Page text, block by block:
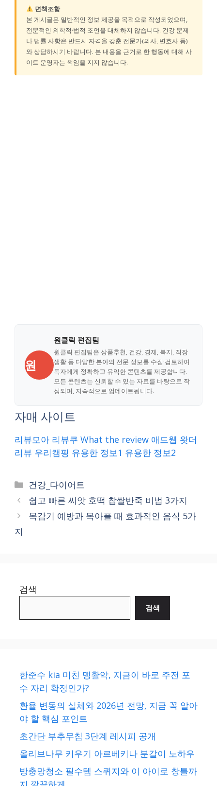
면책조항
본 게시글은 일반적인 정보 제공을 목적으로 작성되었으며,
전문적인 의학적·법적 조언을 대체하지 않습니다. 건강 문제
나 법률 사항은 반드시 자격을 갖춘 전문가(의사, 변호사 등)
와 상담하시기 바랍니다. 본 내용을 근거로 한 행동에 대해 사
이트 운영자는 책임을 지지 않습니다.
원
원클릭 편집팀
원클릭 편집팀은 상품추천, 건강, 경제, 복지, 직장
생활 등 다양한 분야의 전문 정보를 수집·검토하여
독자에게 정확하고 유익한 콘텐츠를 제공합니다.
모든 콘텐츠는 신뢰할 수 있는 자료를 바탕으로 작
성되며, 지속적으로 업데이트됩니다.
자매 사이트
리뷰모아 리뷰쿠 What the review 애드웹 왓더
리뷰 우리캠핑 유용한 정보1 유용한 정보2
Categories
건강_다이어트
쉽고 빠른 씨앗 호떡 찹쌀반죽 비법 3가지
목감기 예방과 목아플 때 효과적인 음식 5가
지
검색
검색
한준수 kia 미친 맹활약, 지금이 바로 주전 포
수 자리 확정인가?
환율 변동의 실체와 2026년 전망, 지금 꼭 알아
야 할 핵심 포인트
초간단 부추무침 3단계 레시피 공개
올리브나무 키우기 아르베키나 분갈이 노하우
방충망청소 필수템 스퀴지와 이 아이로 창틀까